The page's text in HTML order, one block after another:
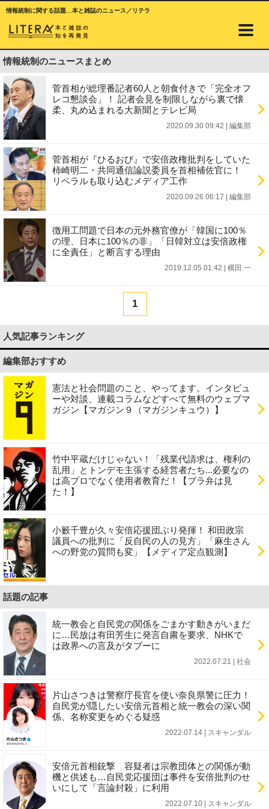
情報統制に関する話題…本と雑誌のニュース／リテラ
情報統制のニュースまとめ
菅首相が総理番記者60人と朝食付きで「完全オフ
レコ懇談会」！ 記者会見を制限しながら裏で懐
柔、丸め込まれる大新聞とテレビ局
2020.09.30 09:42 編集部
菅首相が『ひるおび』で安倍政権批判をしていた
柿崎明二・共同通信論説委員を首相補佐官に！
リベラルも取り込むメディア工作
2020.09.26 06:17 編集部
徴用工問題で日本の元外務官僚が「韓国に100％
の理、日本に100％の非」「日韓対立は安倍政権
に全責任」と断言する理由
2019.12.05 01:42 横田 一
1
人気記事ランキング
編集部おすすめ
憲法と社会問題のこと、やってます。インタビュ
ーや対談、連載コラムなどすべて無料のウェブマ
ガジン【マガジン９（マガジンキュウ）】
竹中平蔵だけじゃない！「残業代請求は、権利の
乱用」とトンデモ主張する経営者たち...必要なの
は高プロでなく使用者教育だ！【ブラ弁は見
た！】
小籔千豊が久々安倍応援団ぶり発揮！ 和田政宗
議員への批判に「反自民の人の見方」「麻生さん
への野党の質問も変」【メディア定点観測】
話題の記事
統一教会と自民党の関係をごまかす動きがいまだ
に…民放は有田芳生に発言自粛を要求、NHKで
は政界への言及がタブーに
2022.07.21 | 社会
片山さつきは警察庁長官を使い奈良県警に圧力！
自民党が隠したい安倍元首相と統一教会の深い関
係、名称変更をめぐる疑惑
2022.07.14 | スキャンダル
安倍元首相銃撃 容疑者は宗教団体との関係が動
機と供述も…自民党応援団は事件を安倍批判のせ
いにして「言論封殺」に利用
2022.07.10 | スキャンダル